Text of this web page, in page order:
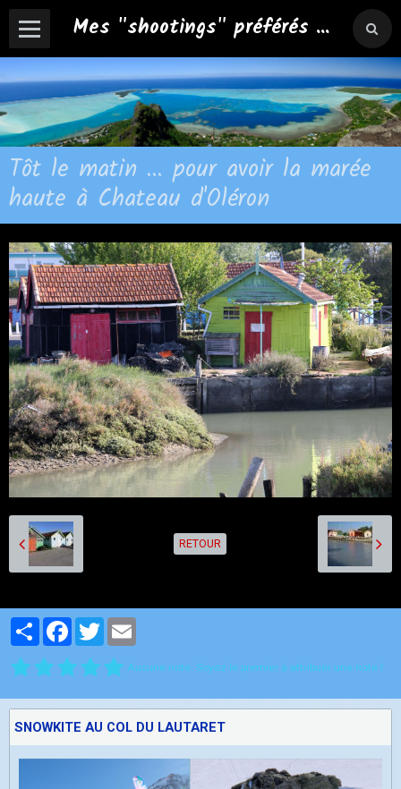
Mes "shootings" préférés ...
Tôt le matin ... pour avoir la marée
haute à Chateau d'Oléron
RETOUR
PartagerFacebook
Twitter
Aucune note. Soyez le premier à attribuer une note !
SNOWKITE AU COL DU LAUTARET